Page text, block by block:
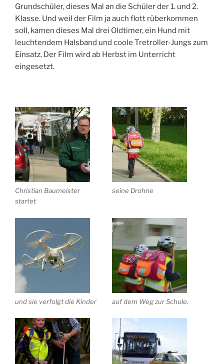
Grundschüler, dieses Mal an die Schüler der 1. und 2.
Klasse. Und weil der Film ja auch flott rüberkommen
soll, kamen dieses Mal drei Oldtimer, ein Hund mit
leuchtendem Halsband und coole Tretroller-Jungs zum
Einsatz. Der Film wird ab Herbst im Unterricht
eingesetzt.
Christian Baumeister
startet
seine Drohne
und sie verfolgt die Kinder auf dem Weg zur Schule.